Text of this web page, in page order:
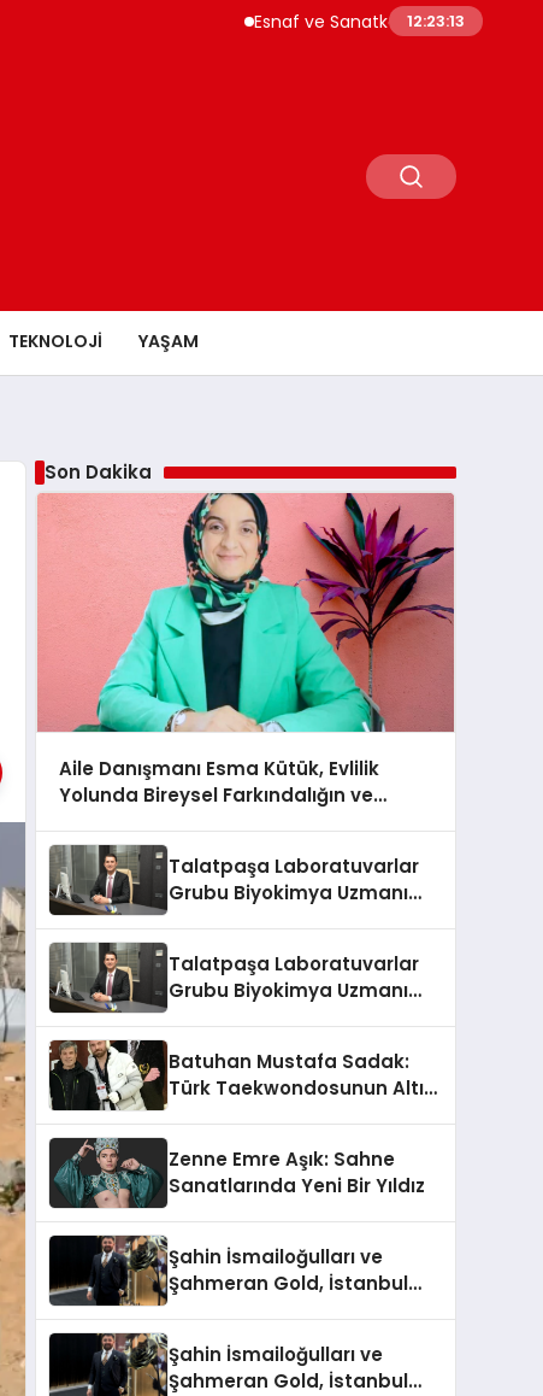
Esnaf ve Sanatkar Kredilerinde Limitler
12:23:14
TEKNOLOJI YAŞAM
Son Dakika
Aile Danışmanı Esma Kütük, Evlilik
Yolunda Bireysel Farkındalığın ve
Talatpaşa Laboratuvarlar
Grubu Biyokimya Uzmanı
Talatpaşa Laboratuvarlar
Grubu Biyokimya Uzmanı
Batuhan Mustafa Sadak:
Türk Taekwondosunun Altın
Zenne Emre Aşık: Sahne
Sanatlarında Yeni Bir Yıldız
Şahin İsmailoğulları ve
Şahmeran Gold, İstanbul
Şahin İsmailoğulları ve
Şahmeran Gold, İstanbul